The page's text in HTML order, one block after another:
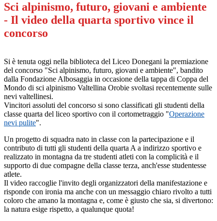
Sci alpinismo, futuro, giovani e ambiente
- Il video della quarta sportivo vince il
concorso
Si è tenuta oggi nella biblioteca del Liceo Donegani la premiazione
del concorso "Sci alpinismo, futuro, giovani e ambiente", bandito
dalla Fondazione Albosaggia in occasione della tappa di Coppa del
Mondo di sci alpinismo Valtellina Orobie svoltasi recentemente sulle
nevi valtellinesi.
Vincitori assoluti del concorso si sono classificati gli studenti della
classe quarta del liceo sportivo con il cortometraggio "Operazione
nevi pulite".
Un progetto di squadra nato in classe con la partecipazione e il
contributo di tutti gli studenti della quarta A a indirizzo sportivo e
realizzato in montagna da tre studenti atleti con la complicità e il
supporto di due compagne della classe terza, anch'esse studentesse
atlete.
Il video raccoglie l'invito degli organizzatori della manifestazione e
risponde con ironia ma anche con un messaggio chiaro rivolto a tutti
coloro che amano la montagna e, come è giusto che sia, si divertono:
la natura esige rispetto, a qualunque quota!